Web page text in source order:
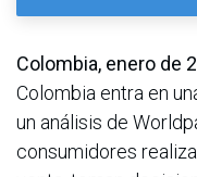
Colombia, enero de
Colombia entra en
un análisis de
consumidores